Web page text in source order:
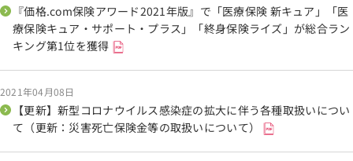
『価格.com保険アワード2021年版』で「医療保険 新キュア」「医
療保険キュア・サポート・プラス」「終身保険ライズ」が総合ラン
キング第1位を獲得
2021年04月08日
【更新】新型コロナウイルス感染症の拡大に伴う各種取扱いについ
て（更新：災害死亡保険金等の取扱いについて）